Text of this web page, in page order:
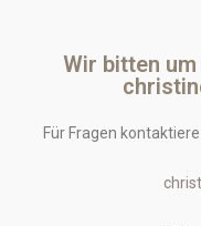
Wir bitten
Für Fragen